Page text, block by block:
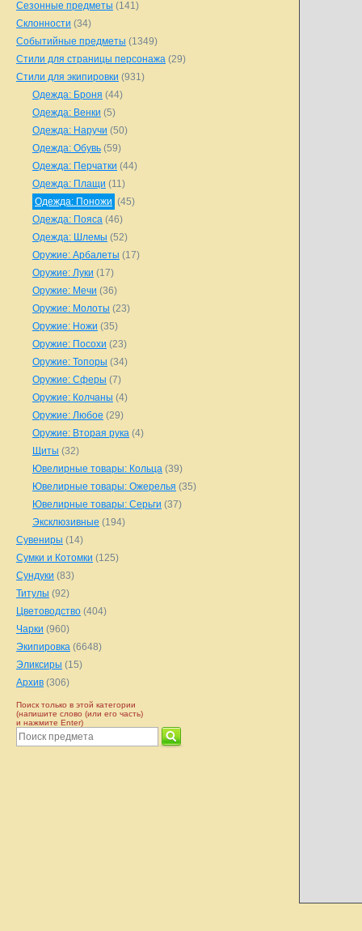
Сезонные предметы (141)
Склонности (34)
Событийные предметы (1349)
Стили для страницы персонажа (29)
Стили для экипировки (931)
Одежда: Броня (44)
Одежда: Венки (5)
Одежда: Наручи (50)
Одежда: Обувь (59)
Одежда: Перчатки (44)
Одежда: Плащи (11)
Одежда: Поножи (45)
Одежда: Пояса (46)
Одежда: Шлемы (52)
Оружие: Арбалеты (17)
Оружие: Луки (17)
Оружие: Мечи (36)
Оружие: Молоты (23)
Оружие: Ножи (35)
Оружие: Посохи (23)
Оружие: Топоры (34)
Оружие: Сферы (7)
Оружие: Колчаны (4)
Оружие: Любое (29)
Оружие: Вторая рука (4)
Щиты (32)
Ювелирные товары: Кольца (39)
Ювелирные товары: Ожерелья (35)
Ювелирные товары: Серьги (37)
Эксклюзивные (194)
Сувениры (14)
Сумки и Котомки (125)
Сундуки (83)
Титулы (92)
Цветоводство (404)
Чарки (960)
Экипировка (6648)
Эликсиры (15)
Архив (306)
Поиск только в этой категории
(напишите слово (или его часть)
и нажмите Enter)